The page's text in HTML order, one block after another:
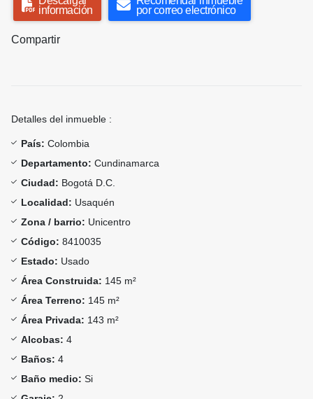
información
por correo electrónico
Compartir
Detalles del inmueble :
País: Colombia
Departamento: Cundinamarca
Ciudad: Bogotá D.C.
Localidad: Usaquén
Zona / barrio: Unicentro
Código: 8410035
Estado: Usado
Área Construida: 145 m²
Área Terreno: 145 m²
Área Privada: 143 m²
Alcobas: 4
Baños: 4
Baño medio: Si